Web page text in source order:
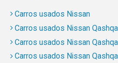
Carros usados Nissan
Carros usados Nissan
Carros usados Nissan
Carros usados Nissan